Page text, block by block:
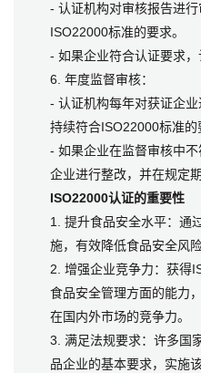
- 认证机构对审核报告进
ISO22000标准的要求。
- 如果企业符合认证要求，
6. 年度监督审核：
- 认证机构每年对获证企
持续符合ISO22000标准的
- 如果企业在监督审核中
企业进行整改，并在规定
ISO22000认证的重要性
1. 提升食品安全水平：通
施，有效降低食品安全风
2. 增强企业竞争力：获得
食品安全管理方面的能力
在国内外市场的竞争力。
3. 满足法规要求：许多国
品企业的基本要求，实施